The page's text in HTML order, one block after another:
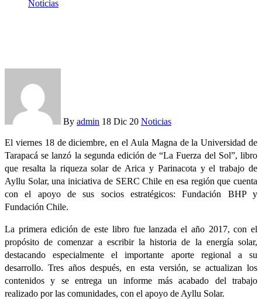
Noticias
By admin 18 Dic 20 Noticias
El viernes 18 de diciembre, en el Aula Magna de la Universidad de
Tarapacá se lanzó la segunda edición de “La Fuerza del Sol”, libro
que resalta la riqueza solar de Arica y Parinacota y el trabajo de
Ayllu Solar, una iniciativa de SERC Chile en esa región que cuenta
con el apoyo de sus socios estratégicos: Fundación BHP y
Fundación Chile.
La primera edición de este libro fue lanzada el año 2017, con el
propósito de comenzar a escribir la historia de la energía solar,
destacando especialmente el importante aporte regional a su
desarrollo. Tres años después, en esta versión, se actualizan los
contenidos y se entrega un informe más acabado del trabajo
realizado por las comunidades, con el apoyo de Ayllu Solar.